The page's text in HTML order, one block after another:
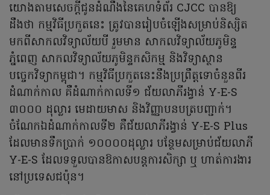
យោងតាមសេចក្តីជូនដំណឹងនៃគេហទំព័រ CJCC បានឱ្យ
ដឹងថា កម្មវិធីប្រកួតនេះ ត្រូវបានរៀបចំឡើងសម្រាប់និស្សិត
មកពីសាកលវិទ្យាល័យបី រួមមាន សាកលវិទ្យាល័យភូមិន្ទ
ភ្នំពេញ សាកលវិទ្យាល័យភូមិន្ទកសិកម្ម និងវិទ្យាស្ថាន
បច្ចេកវិទ្យាកម្ពុជា។ កម្មវិធីប្រកួតនេះនឹងប្រព្រឹត្តទោចំនួនពីរ
ដំណាក់កាល គឺដំណាក់កាលទី១ ជ័យលាភីរង្វាន់ Y-E-S
៣០០០ ដុល្លារ មេដាយមាស និងវិញ្ញាបនបត្របញ្ជាក់។
ចំណែកឯដំណាក់កាលទី២ គឺជ័យលាភីរង្វាន់ Y-E-S Plus
ដែលមានទឹកប្រាក់ ១០០០០ដុល្លារ បន្ថែមសម្រាប់ជ័យលាភី
Y-E-S ដែលទទួលបានឱកាសបន្តការសិក្សា ឬ ហាត់ការងារ
នៅប្រទេសជប៉ុន។